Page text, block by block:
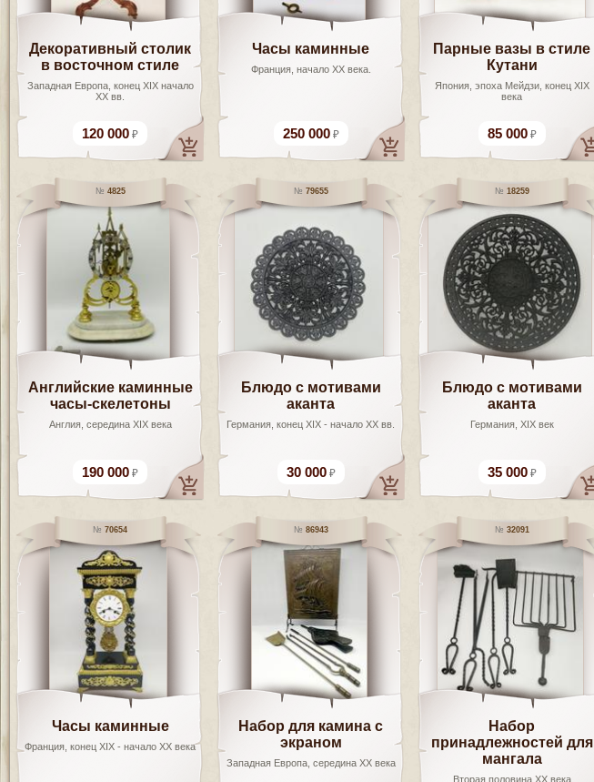
Декоративный столик
в восточном стиле
Западная Европа, конец XIX начало
XX вв.
120 000
Часы каминные
Франция, начало XX века.
250 000
Парные вазы в стиле
Кутани
Япония, эпоха Мейдзи, конец XIX
века
85 000
4825
Английские каминные
часы-скелетоны
Англия, середина XIX века
190 000
79655
Блюдо с мотивами
аканта
Германия, конец XIX - начало XX вв.
30 000
18259
Блюдо с мотивами
аканта
Германия, XIX век
35 000
70654
Часы каминные
Франция, конец XIX - начало XX века
86943
Набор для камина с
экраном
Западная Европа, середина XX века
32091
Набор
принадлежностей для
мангала
Вторая половина ХХ века